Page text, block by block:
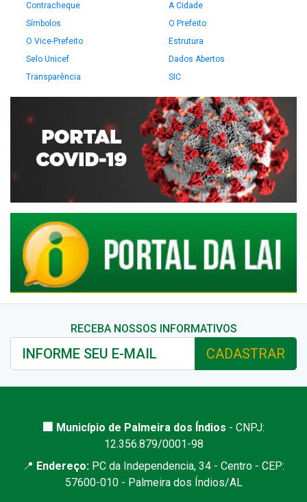
Contracheque
A Cidade
Símbolos
O Prefeito
O Vice-Prefeito
Estrutura
Selo Unicef
Dados Abertos
Transparência
SIC
RECEBA NOSSOS INFORMATIVOS
CADASTRAR
🏢 Município de Palmeira dos Índios - CNPJ:
12.356.879/0001-98
📍 Endereço: PC da Independencia, 34 - Centro - CEP:
57600-010 - Palmeira dos Índios/AL